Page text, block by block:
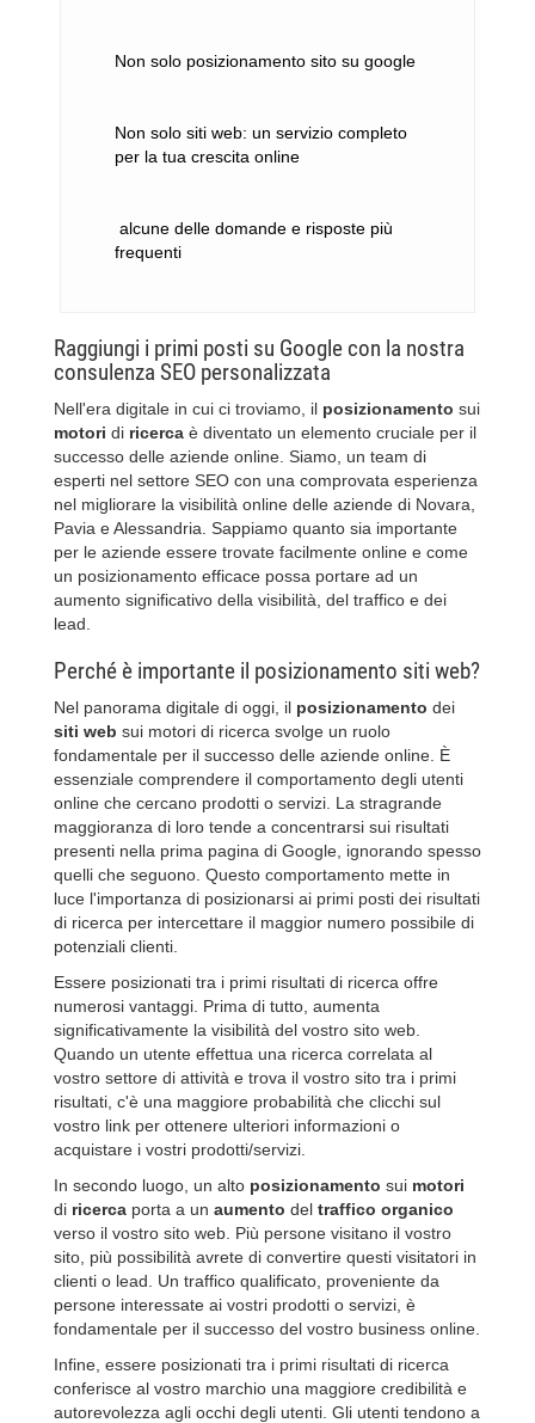
Non solo posizionamento sito su google
Non solo siti web: un servizio completo
per la tua crescita online
alcune delle domande e risposte più
frequenti
Raggiungi i primi posti su Google con la nostra
consulenza SEO personalizzata
Nell'era digitale in cui ci troviamo, il posizionamento sui
motori di ricerca è diventato un elemento cruciale per il
successo delle aziende online. Siamo, un team di
esperti nel settore SEO con una comprovata esperienza
nel migliorare la visibilità online delle aziende di Novara,
Pavia e Alessandria. Sappiamo quanto sia importante
per le aziende essere trovate facilmente online e come
un posizionamento efficace possa portare ad un
aumento significativo della visibilità, del traffico e dei
lead.
Perché è importante il posizionamento siti web?
Nel panorama digitale di oggi, il posizionamento dei
siti web sui motori di ricerca svolge un ruolo
fondamentale per il successo delle aziende online. È
essenziale comprendere il comportamento degli utenti
online che cercano prodotti o servizi. La stragrande
maggioranza di loro tende a concentrarsi sui risultati
presenti nella prima pagina di Google, ignorando spesso
quelli che seguono. Questo comportamento mette in
luce l'importanza di posizionarsi ai primi posti dei risultati
di ricerca per intercettare il maggior numero possibile di
potenziali clienti.
Essere posizionati tra i primi risultati di ricerca offre
numerosi vantaggi. Prima di tutto, aumenta
significativamente la visibilità del vostro sito web.
Quando un utente effettua una ricerca correlata al
vostro settore di attività e trova il vostro sito tra i primi
risultati, c'è una maggiore probabilità che clicchi sul
vostro link per ottenere ulteriori informazioni o
acquistare i vostri prodotti/servizi.
In secondo luogo, un alto posizionamento sui motori
di ricerca porta a un aumento del traffico organico
verso il vostro sito web. Più persone visitano il vostro
sito, più possibilità avrete di convertire questi visitatori in
clienti o lead. Un traffico qualificato, proveniente da
persone interessate ai vostri prodotti o servizi, è
fondamentale per il successo del vostro business online.
Infine, essere posizionati tra i primi risultati di ricerca
conferisce al vostro marchio una maggiore credibilità e
autorevolezza agli occhi degli utenti. Gli utenti tendono a